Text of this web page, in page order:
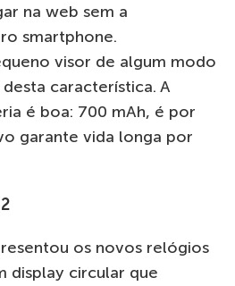
na web sem a
smartphone.
visor de algum modo
característica. A
é boa: 700 mAh, é por
garante vida longa por
os novos relógios
display circular que